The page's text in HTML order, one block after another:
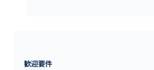
歓迎要件